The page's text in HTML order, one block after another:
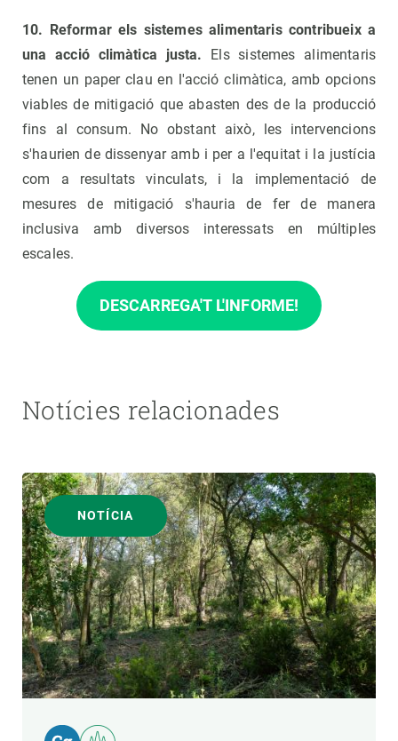
10. Reformar els sistemes alimentaris contribueix a
una acció climàtica justa. Els sistemes alimentaris
tenen un paper clau en l'acció climàtica, amb opcions
viables de mitigació que abasten des de la producció
fins al consum. No obstant això, les intervencions
s'haurien de dissenyar amb i per a l'equitat i la justícia
com a resultats vinculats, i la implementació de
mesures de mitigació s'hauria de fer de manera
inclusiva amb diversos interessats en múltiples
escales.
DESCARREGA'T L'INFORME!
Notícies relacionades
NOTÍCIA